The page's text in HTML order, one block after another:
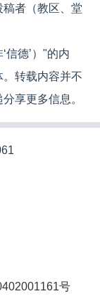
者（教区、堂
信德’）"的内
转载内容并不
享更多信息。
号